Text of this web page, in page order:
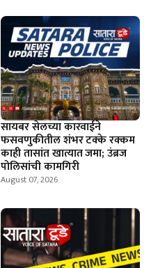
सायबर सेलच्या कारवाईने
फसवणुकीतील शंभर टक्के रक्कम
काही तासांत खात्यात जमा; उंब्रज
पोलिसांची कामगिरी
August 07, 2026